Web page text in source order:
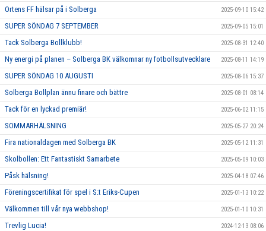
Ortens FF hälsar på i Solberga 2025-09-10 15:42
SUPER SÖNDAG 7 SEPTEMBER 2025-09-05 15:01
Tack Solberga Bollklubb! 2025-08-31 12:40
Ny energi på planen – Solberga BK välkomnar ny fotbollsutvecklare 2025-08-11 14:19
SUPER SÖNDAG 10 AUGUSTI 2025-08-06 15:37
Solberga Bollplan ännu finare och bättre 2025-08-01 08:14
Tack för en lyckad premiär! 2025-06-02 11:15
SOMMARHÄLSNING 2025-05-27 20:24
Fira nationaldagen med Solberga BK 2025-05-12 11:31
Skolbollen: Ett Fantastiskt Samarbete 2025-05-09 10:03
Påsk hälsning! 2025-04-18 07:46
Föreningscertifikat för spel i S:t Eriks-Cupen 2025-01-13 10:22
Välkommen till vår nya webbshop! 2025-01-10 10:31
Trevlig Lucia! 2024-12-13 08:06